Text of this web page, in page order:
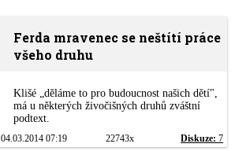
Ferda mravenec se neštítí práce
všeho druhu
Klišé „děláme to pro budoucnost našich dětí",
má u některých živočišných druhů zváštní
podtext.
04.03.2014 07:19 22743x Diskuze: 7